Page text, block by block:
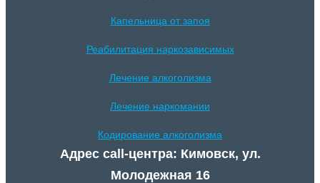
Капельница от запоя
Реабилитация наркозависимых
Лечение алкоголизма
Лечение наркомании
Кодирование алкоголизма
Адрес call-центра: Кимовск, ул.
Молодежная 16